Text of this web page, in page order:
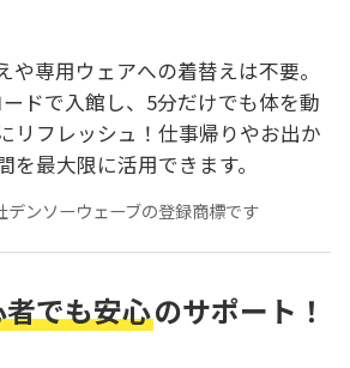
や専用ウェアへの着替えは不要。
ドで入館し、5分だけでも体を動
リフレッシュ！仕事帰りやお出か
を最大限に活用できます。
デンソーウェーブの登録商標です
でも安心のサポート！